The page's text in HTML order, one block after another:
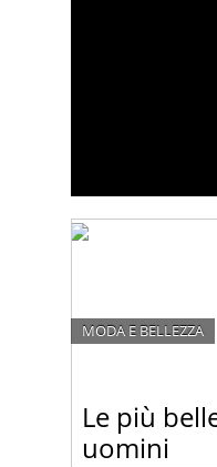
Le più
uomini
MODA E BELLEZZA